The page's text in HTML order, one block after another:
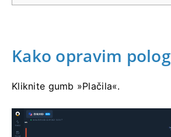
Kako opravim polog
Kliknite gumb »Plačila«.